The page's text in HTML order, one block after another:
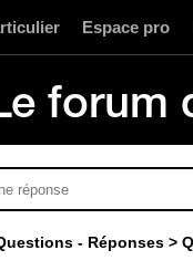
Espace pro
forum
- Réponses